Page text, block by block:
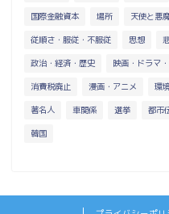
国際金融資本 場所 天使と悪
従順さ・服従・不服従 思想
政治・経済・歴史 映画・ドラマ
消費税廃止 漫画・アニメ 環
著名人 車関係 選挙 都市
韓国